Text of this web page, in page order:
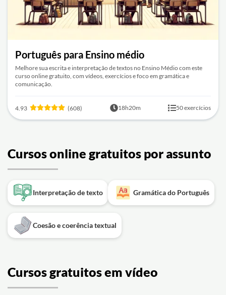
Português para Ensino médio
Melhore sua escrita e interpretação de textos no Ensino Médio com este
curso online gratuito, com vídeos, exercícios e foco em gramática e
comunicação.
4.93 (608) 18h20m 50 exercícios
Cursos online gratuitos por assunto
Interpretação de texto Gramática do Português
Coesão e coerência textual
Cursos gratuitos em vídeo